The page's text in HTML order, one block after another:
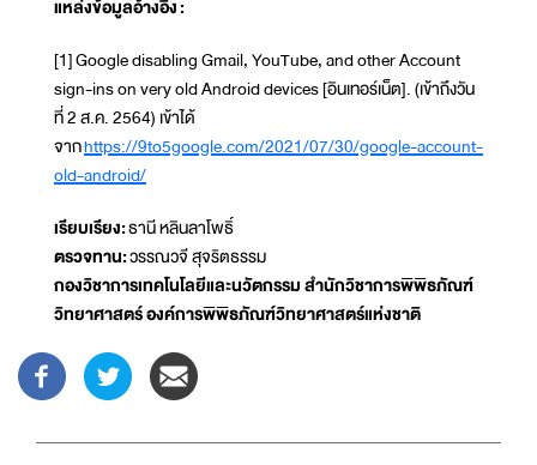
แหล่งข้อมูลอ้างอิง:
[1] Google disabling Gmail, YouTube, and other Account
sign-ins on very old Android devices [อินเทอร์เน็ต]. (เข้าถึงวัน
ที่ 2 ส.ค. 2564) เข้าได้
จากhttps://9to5google.com/2021/07/30/google-account-
old-android/
เรียบเรียง:ธานี หลินลาโพธิ์
ตรวจทาน:วรรณวจี สุจริตธรรม
กองวิชาการเทคโนโลยีและนวัตกรรม สำนักวิชาการพิพิธภัณฑ์
วิทยาศาสตร์ องค์การพิพิธภัณฑ์วิทยาศาสตร์แห่งชาติ